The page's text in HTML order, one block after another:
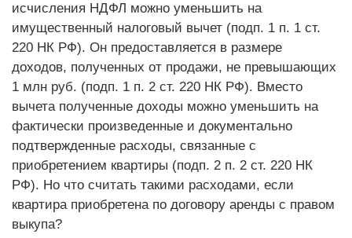
исчисления НДФЛ можно уменьшить на
имущественный налоговый вычет (подп. 1 п. 1 ст.
220 НК РФ). Он предоставляется в размере
доходов, полученных от продажи, не превышающих
1 млн руб. (подп. 1 п. 2 ст. 220 НК РФ). Вместо
вычета полученные доходы можно уменьшить на
фактически произведенные и документально
подтвержденные расходы, связанные с
приобретением квартиры (подп. 2 п. 2 ст. 220 НК
РФ). Но что считать такими расходами, если
квартира приобретена по договору аренды с правом
выкупа?